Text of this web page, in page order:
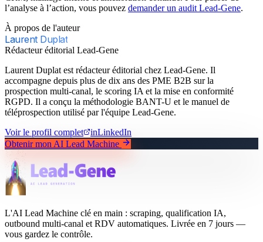
l’analyse à l’action, vous pouvez demander un audit Lead-Gene.
À propos de l'auteur
Laurent Duplat
Rédacteur éditorial Lead-Gene
Laurent Duplat est rédacteur éditorial chez Lead-Gene. Il
accompagne depuis plus de dix ans des PME B2B sur la
prospection multi-canal, le scoring IA et la mise en conformité
RGPD. Il a conçu la méthodologie BANT-U et le manuel de
téléprospection utilisé par l'équipe Lead-Gene.
Voir le profil complet
inLinkedIn
Obtenir mon AI Lead Machine
L'AI Lead Machine clé en main : scraping, qualification IA,
outbound multi-canal et RDV automatiques. Livrée en 7 jours —
vous gardez le contrôle.